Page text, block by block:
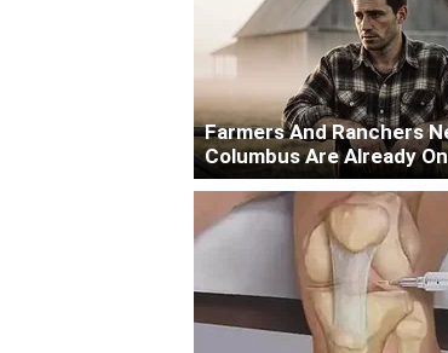
Farmers And Ranchers
Columbus Are Already